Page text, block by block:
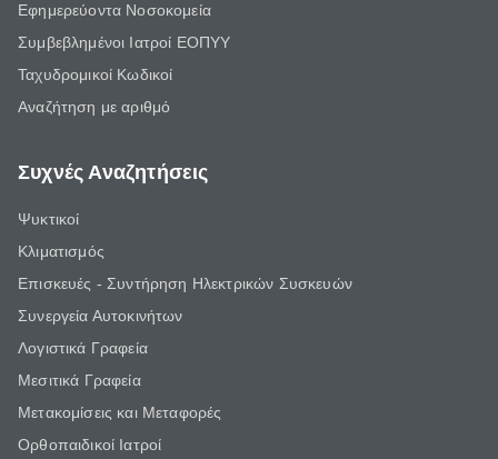
Εφημερεύοντα Νοσοκομεία
Συμβεβλημένοι Ιατροί ΕΟΠΥΥ
Ταχυδρομικοί Κωδικοί
Αναζήτηση με αριθμό
Συχνές Αναζητήσεις
Ψυκτικοί
Κλιματισμός
Επισκευές - Συντήρηση Ηλεκτρικών Συσκευών
Συνεργεία Αυτοκινήτων
Λογιστικά Γραφεία
Μεσιτικά Γραφεία
Μετακομίσεις και Μεταφορές
Ορθοπαιδικοί Ιατροί